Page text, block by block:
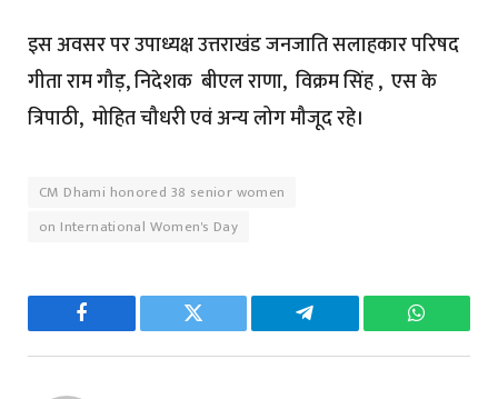
इस अवसर पर उपाध्यक्ष उत्तराखंड जनजाति सलाहकार परिषद
गीता राम गौड़, निदेशक बीएल राणा, विक्रम सिंह , एस के
त्रिपाठी, मोहित चौधरी एवं अन्य लोग मौजूद रहे।
CM Dhami honored 38 senior women
on International Women's Day
Facebook Twitter Telegram